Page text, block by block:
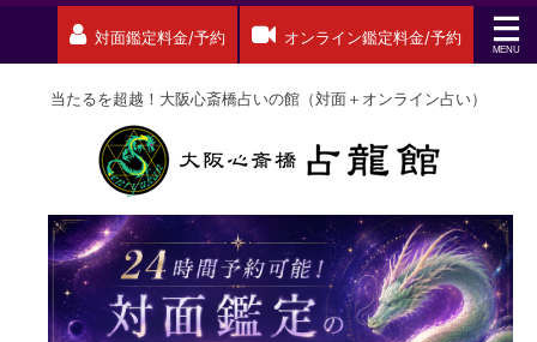
対面鑑定料金/予約 オンライン鑑定料金/予約
当たるを超越！大阪心斎橋占いの館（対面＋オンライン占い）